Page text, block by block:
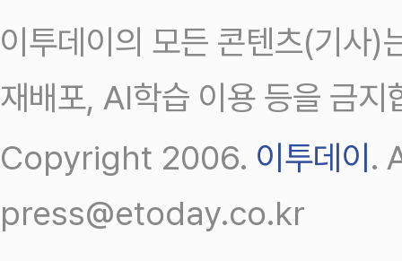
이투데이의 모든 콘텐츠(기사)
재배포, AI학습 이용 등을 금지
Copyright 2006. 이투데이.
press@etoday.co.kr